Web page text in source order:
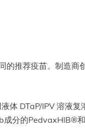
的推荐疫苗。制造
DTaP/IPV 溶液复
分的PedvaxHIB®